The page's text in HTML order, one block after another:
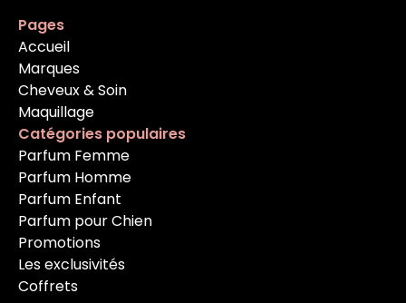
Pages
Accueil
Marques
Cheveux & Soin
Maquillage
Catégories populaires
Parfum Femme
Parfum Homme
Parfum Enfant
Parfum pour Chien
Promotions
Les exclusivités
Coffrets